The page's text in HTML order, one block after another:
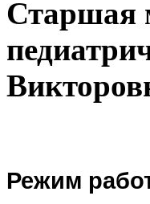
Старшая
Режим